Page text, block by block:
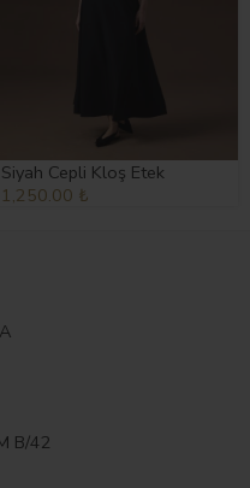
Siyah Cepli Kloş Etek
1,250.00 ₺
B/42